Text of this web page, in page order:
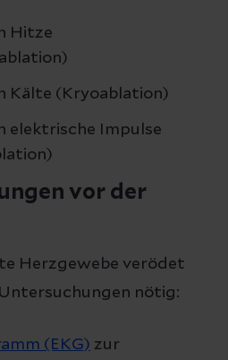
Hitze
Kälte (Kryoablation)
elektrische Impulse
vor der
Herzgewebe verödet
nötig:
(EKG) zur